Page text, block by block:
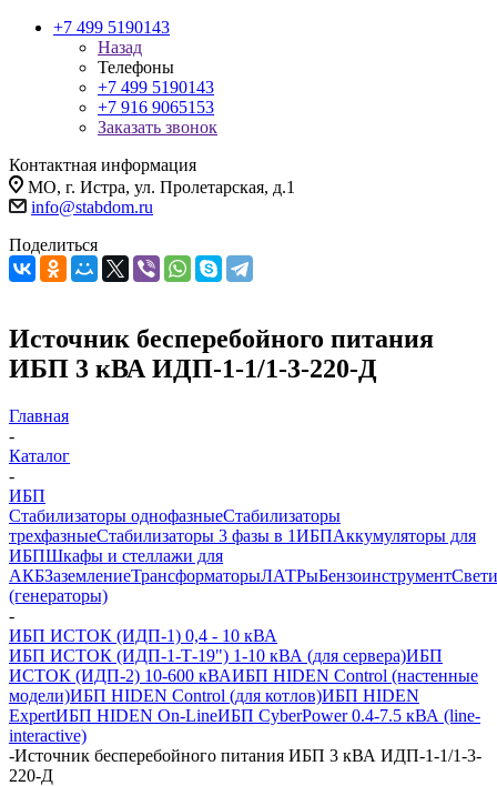
+7 499 5190143
Назад
Телефоны
+7 499 5190143
+7 916 9065153
Заказать звонок
Контактная информация
МО, г. Истра, ул. Пролетарская, д.1
info@stabdom.ru
Поделиться
Источник бесперебойного питания
ИБП 3 кВА ИДП-1-1/1-3-220-Д
Главная
-
Каталог
-
ИБП
Стабилизаторы однофазныеСтабилизаторы
трехфазныеСтабилизаторы 3 фазы в 1ИБПАккумуляторы для
ИБПШкафы и стеллажи для
АКБЗаземлениеТрансформаторыЛАТРыБензоинструмент
(генераторы)
-
ИБП ИСТОК (ИДП-1) 0,4 - 10 кВА
ИБП ИСТОК (ИДП-1-Т-19") 1-10 кВА (для сервера)ИБП
ИСТОК (ИДП-2) 10-600 кВАИБП HIDEN Control (настенные
модели)ИБП HIDEN Control (для котлов)ИБП HIDEN
ExpertИБП HIDEN On-LineИБП CyberPower 0.4-7.5 кВА (line-
interactive)
-Источник бесперебойного питания ИБП 3 кВА ИДП-1-1/1-3-
220-Д